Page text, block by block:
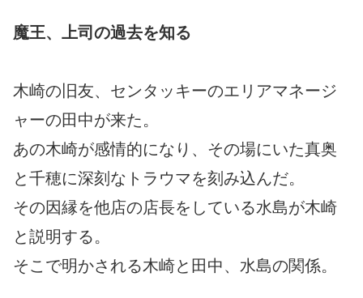
魔王、上司の過去を知る
木崎の旧友、センタッキーのエリアマネージ
ャーの田中が来た。
あの木崎が感情的になり、その場にいた真奥
と千穂に深刻なトラウマを刻み込んだ。
その因縁を他店の店長をしている水島が木崎
と説明する。
そこで明かされる木崎と田中、水島の関係。